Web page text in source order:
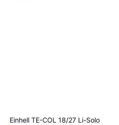
Einhell TE-COL 18/27 Li-Solo